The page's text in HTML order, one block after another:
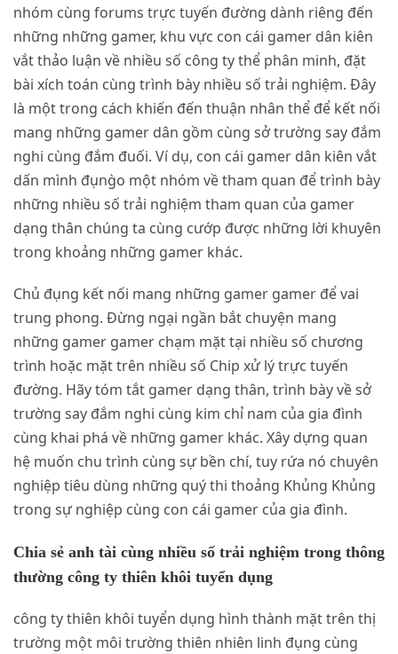
nhóm cùng forums trực tuyến đường dành riêng đến
những những gamer, khu vực con cái gamer dân kiên
vắt thảo luận về nhiều số công ty thể phân minh, đặt
bài xích toán cùng trình bày nhiều số trải nghiệm. Đây
là một trong cách khiến đến thuận nhân thể để kết nối
mang những gamer dân gồm cùng sở trường say đắm
nghi cùng đắm đuối. Ví dụ, con cái gamer dân kiên vắt
dấn mình đụng̀o một nhóm về tham quan để trình bày
những nhiều số trải nghiệm tham quan của gamer
dạng thân chúng ta cùng cướp được những lời khuyên
trong khoảng những gamer khác.
Chủ đụng kết nối mang những gamer gamer để vai
trung phong. Đừng ngại ngần bắt chuyện mang
những gamer gamer chạm mặt tại nhiều số chương
trình hoặc mặt trên nhiều số Chip xử lý trực tuyến
đường. Hãy tóm tắt gamer dạng thân, trình bày về sở
trường say đắm nghi cùng kim chỉ nam của gia đình
cùng khai phá về những gamer khác. Xây dựng quan
hệ muốn chu trình cùng sự bền chí, tuy rứa nó chuyên
nghiệp tiêu dùng những quý thi thoảng Khủng Khủng
trong sự nghiệp cùng con cái gamer của gia đình.
Chia sẻ anh tài cùng nhiều số trải nghiệm trong thông
thường công ty thiên khôi tuyển dụng
công ty thiên khôi tuyển dụng hình thành mặt trên thị
trường một môi trường thiên nhiên linh đụng cùng